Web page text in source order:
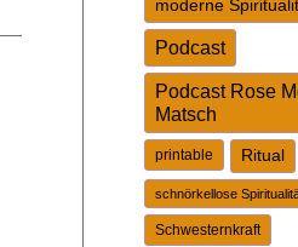
moderne
Podcast
Podcast Rose
Matsch
printable Ritual
schnörkellose
Schwesternkraft